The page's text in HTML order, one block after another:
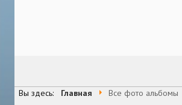
Вы здесь: Главная Все фото альбомы